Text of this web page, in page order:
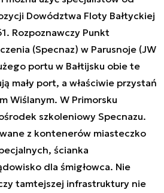
Dowództwa Floty Bałtyckiej
Rozpoznawczy Punkt
(Specnaz) w Parusnoje (JW
portu w Bałtijsku obie te
mały port, a właściwie przystań
Wiślanym. W Primorsku
szkoleniowy Specnazu.
z kontenerów miasteczko
ścianka
dla śmigłowca. Nie
tamtejszej infrastruktury nie